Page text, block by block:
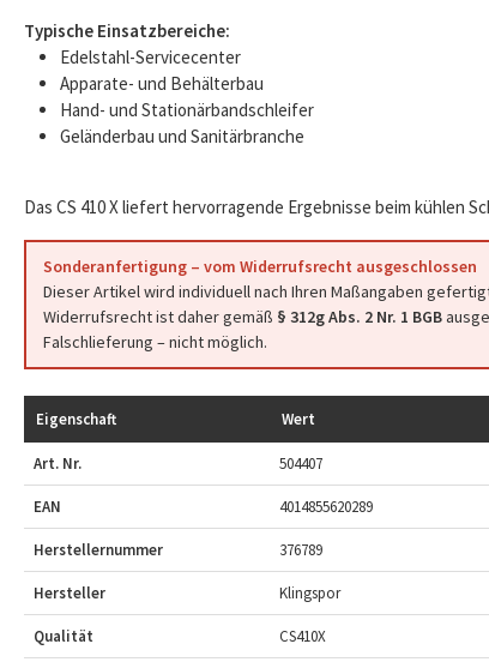
Typische Einsatzbereiche:
Edelstahl-Servicecenter
Apparate- und Behälterbau
Hand- und Stationärbandschleifer
Geländerbau und Sanitärbranche
Das CS 410 X liefert hervorragende Ergebnisse beim kühlen
Sonderanfertigung – vom Widerrufsrecht ausgeschlossen
Dieser Artikel wird individuell nach Ihren Maßangaben
Widerrufsrecht ist daher gemäß § 312g Abs. 2 Nr. 1 BGB
Falschlieferung – nicht möglich.
Eigenschaft Wert
Art. Nr. 504407
EAN 4014855620289
Herstellernummer 376789
Hersteller Klingspor
Qualität CS410X